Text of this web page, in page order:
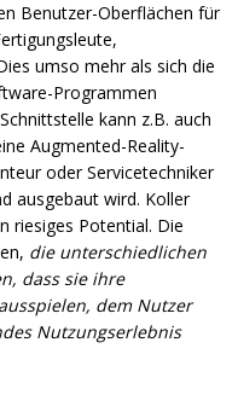
Benutzer-Oberflächen für
umso mehr als sich die
Programmen
kann z.B. auch
Augmented-Reality-
oder Servicetechniker
ausgebaut wird. Koller
riesiges Potential. Die
die unterschiedlichen
dass sie ihre
dem Nutzer
Nutzungserlebnis